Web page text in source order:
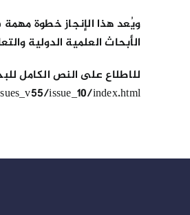
ويُعد هذا الإنجاز خطوة
الأبحاث العلمية الدولية
للاطلاع على النص الكامل
issue_10/index.html